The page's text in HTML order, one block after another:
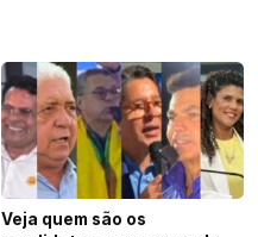
Veja quem são os